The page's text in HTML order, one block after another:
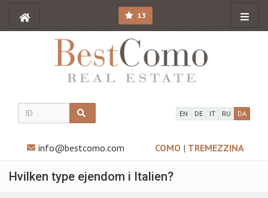
13
EN DE IT RU DA
info@bestcomo.com COMO | TREMEZZINA
Hvilken type ejendom i Italien?